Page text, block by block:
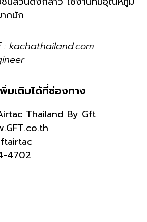
กนัก
: kachathailand.com
มเติมได้ที่ช่องทาง
Thailand By Gft
4702